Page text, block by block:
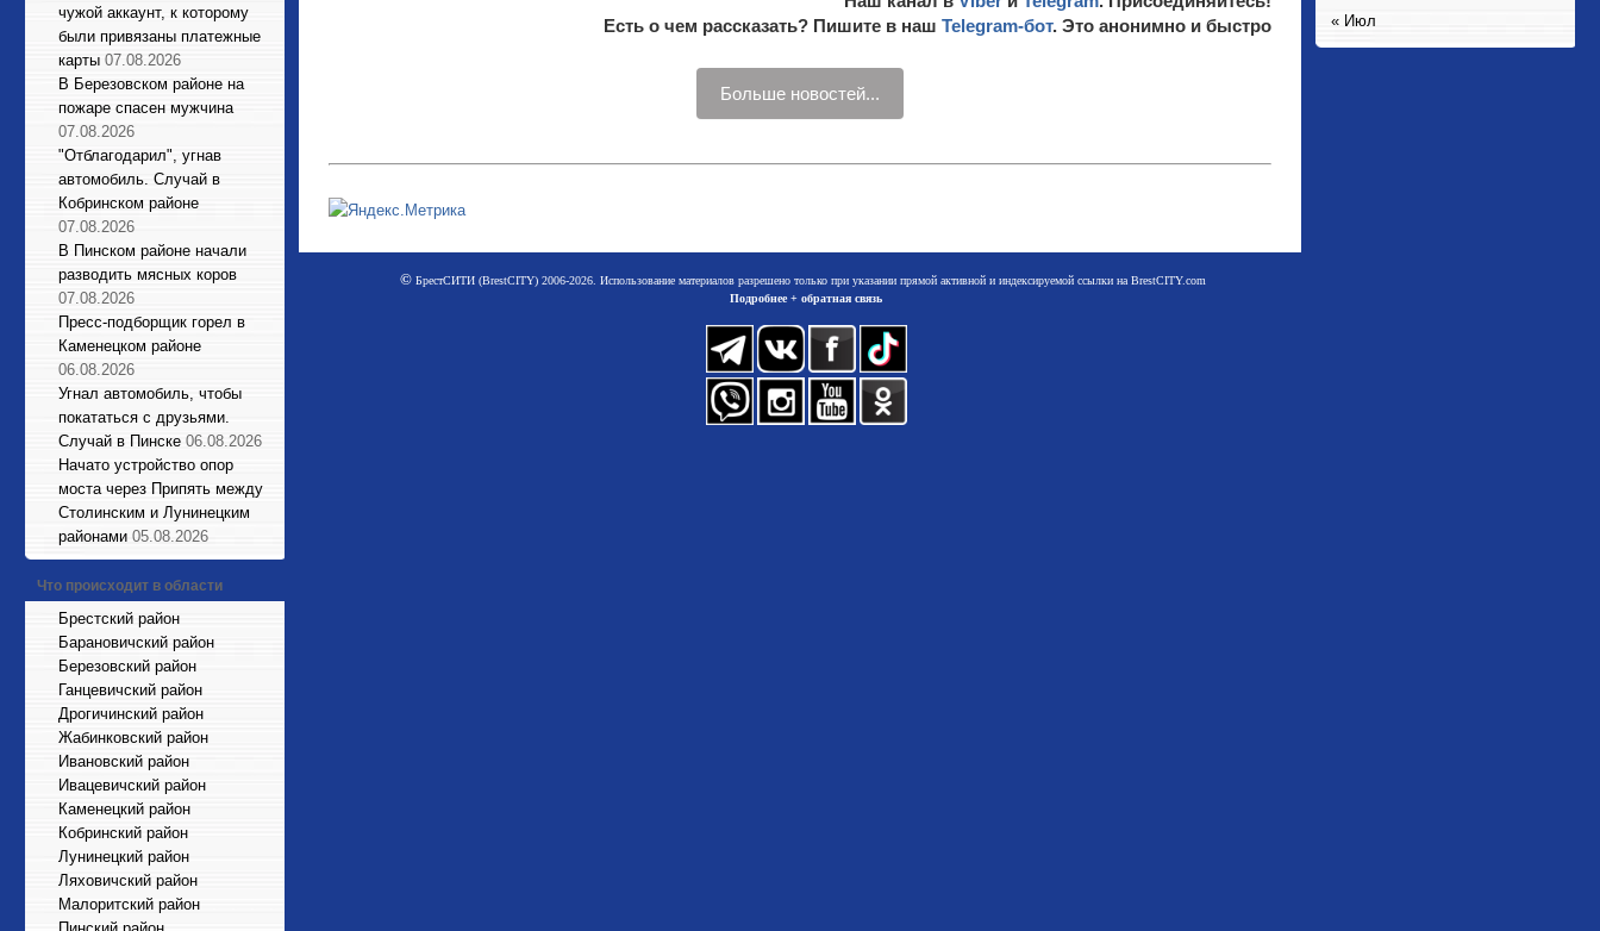
чужой аккаунт, к которому
были привязаны платежные
карты 07.08.2026
В Березовском районе на
пожаре спасен мужчина
07.08.2026
"Отблагодарил", угнав
автомобиль. Случай в
Кобринском районе
07.08.2026
В Пинском районе начали
разводить мясных коров
07.08.2026
Пресс-подборщик горел в
Каменецком районе
06.08.2026
Угнал автомобиль, чтобы
покататься с друзьями.
Случай в Пинске 06.08.2026
Начато устройство опор
моста через Припять между
Столинским и Лунинецким
районами 05.08.2026
Что происходит в области
Брестский район
Барановичский район
Березовский район
Ганцевичский район
Дрогичинский район
Жабинковский район
Ивановский район
Ивацевичский район
Каменецкий район
Кобринский район
Лунинецкий район
Ляховичский район
Малоритский район
Есть о чем рассказать? Пишите в наш Telegram-бот. Это анонимно и быстро
Больше новостей...
©БрестСИТИ (BrestCITY) 2006-2026. Использование материалов разрешено только при указании прямой активной и индексируемой ссылки на BrestCITY.com
Подробнее + обратная связь
« Июл